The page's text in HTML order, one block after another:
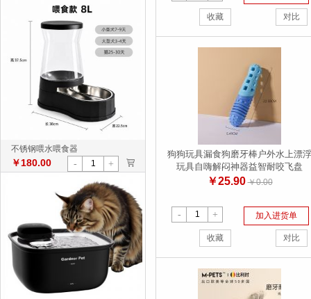
不锈钢喂水喂食器
￥180.00 - + >
收藏 对比
狗狗玩具漏食狗磨牙棒户外水上漂浮
玩具自嗨解闷神器益智耐咬飞盘
￥25.90 ￥0.00
- + 加入进货单
收藏 对比